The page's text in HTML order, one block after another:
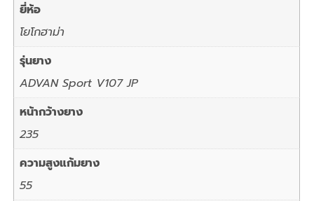
ยี่ห้อ
โยโกฮาม่า
รุ่นยาง
ADVAN Sport V107 JP
หน้ากว้างยาง
235
ความสูงแก้มยาง
55